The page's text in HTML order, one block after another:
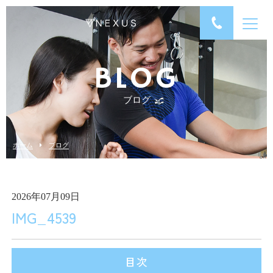
BLOG
ブログ
ホーム ブログ
2026年07月09日
IMG_4539
目次